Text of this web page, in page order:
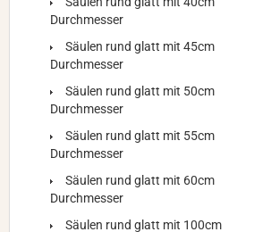
Durchmesser
Säulen rund glatt mit 45cm
Durchmesser
Säulen rund glatt mit 50cm
Durchmesser
Säulen rund glatt mit 55cm
Durchmesser
Säulen rund glatt mit 60cm
Durchmesser
Säulen rund glatt mit 100cm